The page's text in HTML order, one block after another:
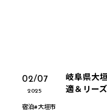
02/07
2025
岐阜県大
適＆リー
宿泊#大垣市